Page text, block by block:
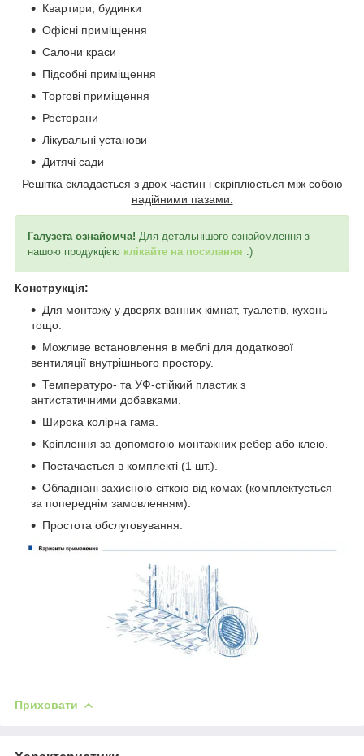
Квартири, будинки
Офісні приміщення
Салони краси
Підсобні приміщення
Торгові приміщення
Ресторани
Лікувальні установи
Дитячі сади
Решітка складається з двох частин і скріплюється між собою
надійними пазами.
Галузета ознайомча! Для детальнішого ознайомлення з
нашою продукцією клікайте на посилання :)
Конструкція:
Для монтажу у дверях ванних кімнат, туалетів, кухонь
тощо.
Можливе встановлення в меблі для додаткової
вентиляції внутрішнього простору.
Температуро- та УФ-стійкий пластик з
антистатичними добавками.
Широка колірна гама.
Кріплення за допомогою монтажних ребер або клею.
Постачається в комплекті (1 шт.).
Обладнані захисною сіткою від комах (комплектується
за попереднім замовленням).
Простота обслуговування.
Приховати